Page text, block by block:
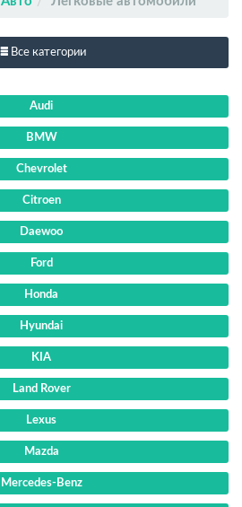
Все категории
Audi
BMW
Chevrolet
Citroen
Daewoo
Ford
Honda
Hyundai
KIA
Land Rover
Lexus
Mazda
Mercedes-Benz